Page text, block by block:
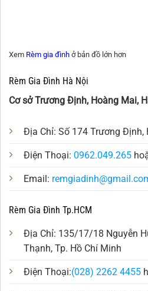
Xem Rèm gia đình ở bản đồ lớn hơn
Rèm Gia Đình Hà Nội
Cơ sở Trương Định, Hoàng Mai,
Địa Chỉ: Số 174 Trương Định,
Điện Thoại: 0962.049.265
Email:
Rèm Gia Đình Tp.HCM
Địa Chỉ: 135/17/18 Nguyễn
Thạnh, Tp. Hồ Chí Minh
Điện Thoại:(028) 2262 4455